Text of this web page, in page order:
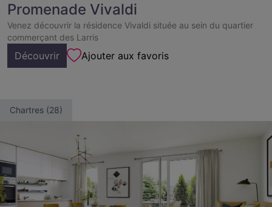
Promenade Vivaldi
Venez découvrir la résidence Vivaldi située au sein du quartier
commerçant des Larris
Découvrir Ajouter aux favoris
Chartres (28)